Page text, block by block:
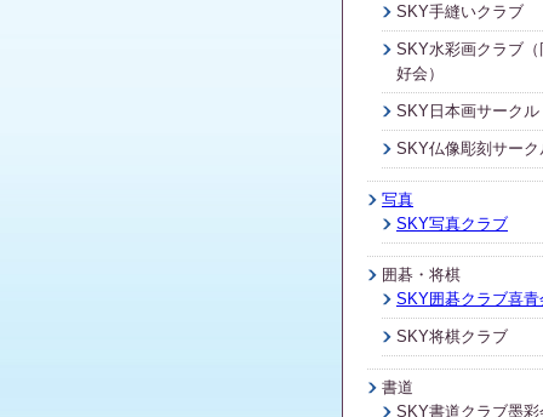
SKY手縫いクラブ
SKY水彩画クラブ（
好会）
SKY日本画サークル
SKY仏像彫刻サーク
写真
SKY写真クラブ
囲碁・将棋
SKY囲碁クラブ喜青
SKY将棋クラブ
書道
SKY書道クラブ墨彩